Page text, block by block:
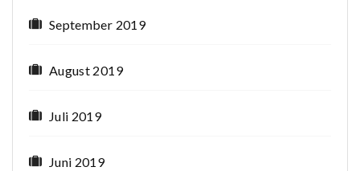
September 2019
August 2019
Juli 2019
Juni 2019